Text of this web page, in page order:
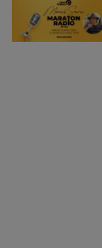
Ormeniș
6 august 2026
suspeND.ro
suspendare
dosarul lui
Judecătorii
Proiectul